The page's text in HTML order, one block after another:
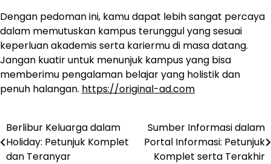
Dengan pedoman ini, kamu dapat lebih sangat percaya
dalam memutuskan kampus terunggul yang sesuai
keperluan akademis serta kariermu di masa datang.
Jangan kuatir untuk menunjuk kampus yang bisa
memberimu pengalaman belajar yang holistik dan
penuh halangan. https://original-ad.com
Navigasi
pos
Berlibur Keluarga dalam
Holiday: Petunjuk Komplet
dan Teranyar
Sumber Informasi dalam
Portal Informasi: Petunjuk
Komplet serta Terakhir